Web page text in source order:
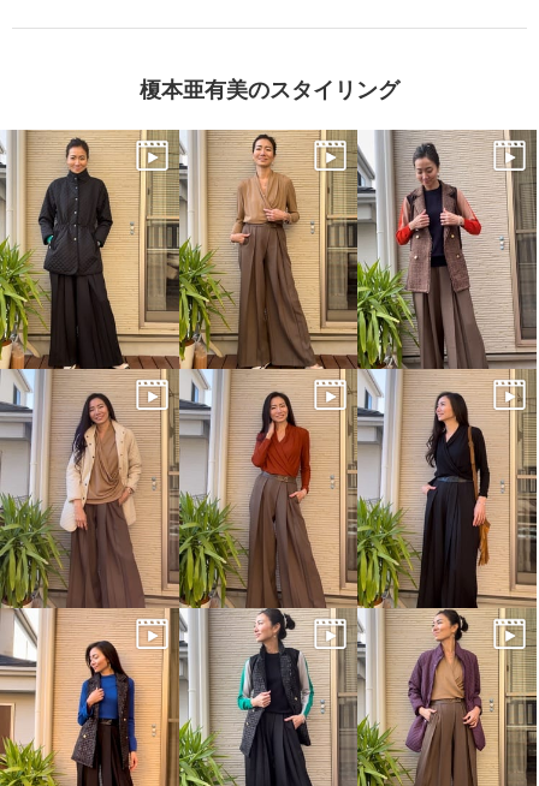
榎本亜有美のスタイリング